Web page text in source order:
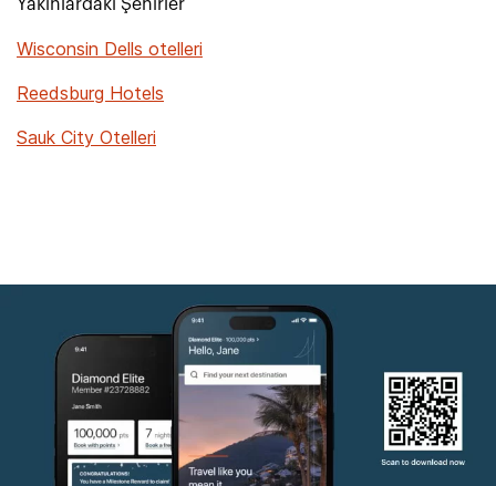
Yakınlardaki Şehirler
Wisconsin Dells otelleri
Reedsburg Hotels
Sauk City Otelleri